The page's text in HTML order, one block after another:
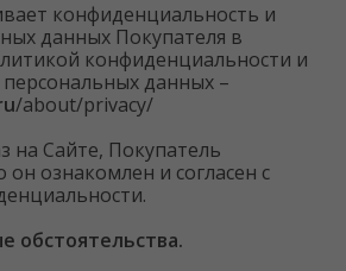
конфиденциальность и
данных Покупателя в
конфиденциальности и
данных –
/about/privacy/
на Сайте, Покупатель
ознакомлен и согласен с
обстоятельства.